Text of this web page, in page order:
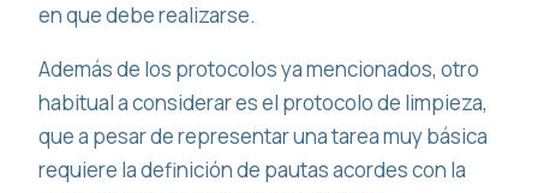
en que debe realizarse.
Además de los protocolos ya mencionados, otro
habitual a considerar es el protocolo de limpieza,
que a pesar de representar una tarea muy básica
requiere la definición de pautas acordes con la